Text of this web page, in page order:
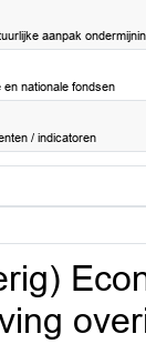
aanpak
nationale fondsen
/ indicatoren